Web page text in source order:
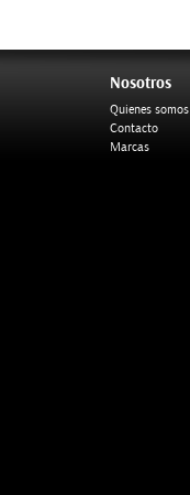
Nosotros
Quienes somos
Contacto
Marcas